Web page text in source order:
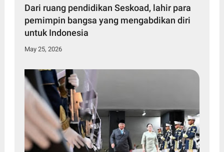
Dari ruang pendidikan Seskoad, lahir para
pemimpin bangsa yang mengabdikan diri
untuk Indonesia
May 25, 2026